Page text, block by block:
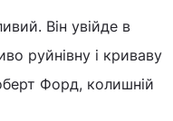
Він увійде в
руйнівну і криваву
Форд, колишній